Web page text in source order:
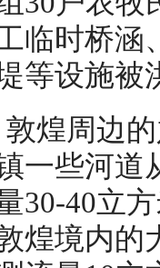
临时桥涵
等设施被
敦煌周边
一些河道
30-40立
煌境内的